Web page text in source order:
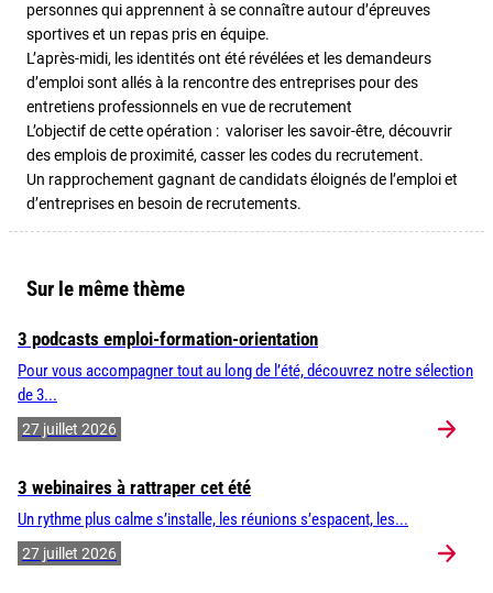
personnes qui apprennent à se connaître autour d’épreuves
sportives et un repas pris en équipe.
L’après-midi, les identités ont été révélées et les demandeurs
d’emploi sont allés à la rencontre des entreprises pour des
entretiens professionnels en vue de recrutement
L’objectif de cette opération : valoriser les savoir-être, découvrir
des emplois de proximité, casser les codes du recrutement.
Un rapprochement gagnant de candidats éloignés de l’emploi et
d’entreprises en besoin de recrutements.
Sur le même thème
3 podcasts emploi-formation-orientation
Pour vous accompagner tout au long de l’été, découvrez notre sélection
de 3...
27 juillet 2026
3 webinaires à rattraper cet été
Un rythme plus calme s’installe, les réunions s’espacent, les...
27 juillet 2026